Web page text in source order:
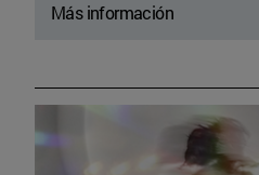
Más información